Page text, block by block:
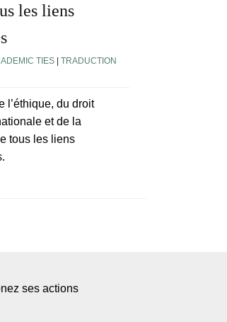
les liens
TIES
TRADUCTION
l’éthique, du droit
et de la
tous les liens
ses actions